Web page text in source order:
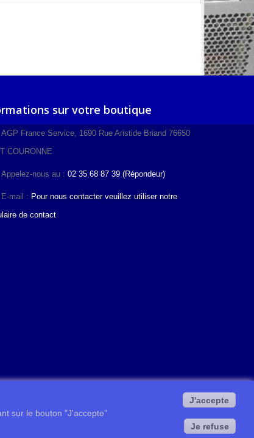
sur votre boutique
AGP France Service, 1690 Rue Aristide Briand 76650
COURONNE
Appelez-nous au : 02 35 68 87 39 (Répondeur)
E-mail : Pour nous contacter veuillez utiliser notre
de contact
sur le bouton "J'accepte"
J'accepte
Je refuse